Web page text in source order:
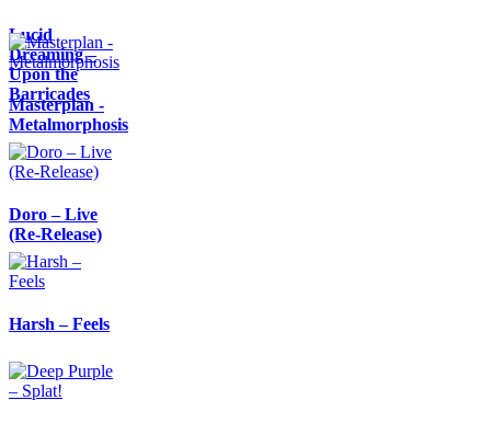
Lucid
Dreaming –
Upon the
Barricades
Masterplan -
Metalmorphosis
Doro – Live
(Re-Release)
Harsh – Feels